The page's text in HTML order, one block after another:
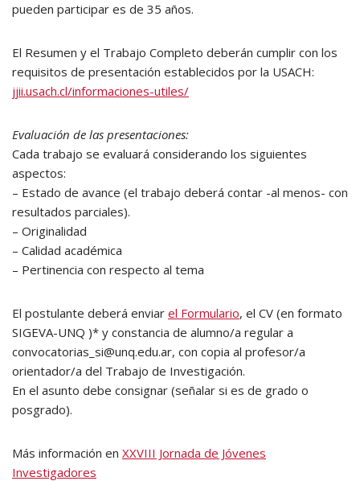
pueden participar es de 35 años.
El Resumen y el Trabajo Completo deberán cumplir con los
requisitos de presentación establecidos por la USACH:
jjii.usach.cl/informaciones-utiles/
Evaluación de las presentaciones:
Cada trabajo se evaluará considerando los siguientes
aspectos:
– Estado de avance (el trabajo deberá contar -al menos- con
resultados parciales).
– Originalidad
– Calidad académica
– Pertinencia con respecto al tema
El postulante deberá enviar el Formulario, el CV (en formato
SIGEVA-UNQ )* y constancia de alumno/a regular a
convocatorias_si@unq.edu.ar, con copia al profesor/a
orientador/a del Trabajo de Investigación.
En el asunto debe consignar (señalar si es de grado o
posgrado).
Más información en XXVIII Jornada de Jóvenes
Investigadores